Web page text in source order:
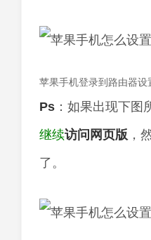
苹果手机登录到路由器设
Ps ：如果出现下图
继续访问 网页版 ，
了。